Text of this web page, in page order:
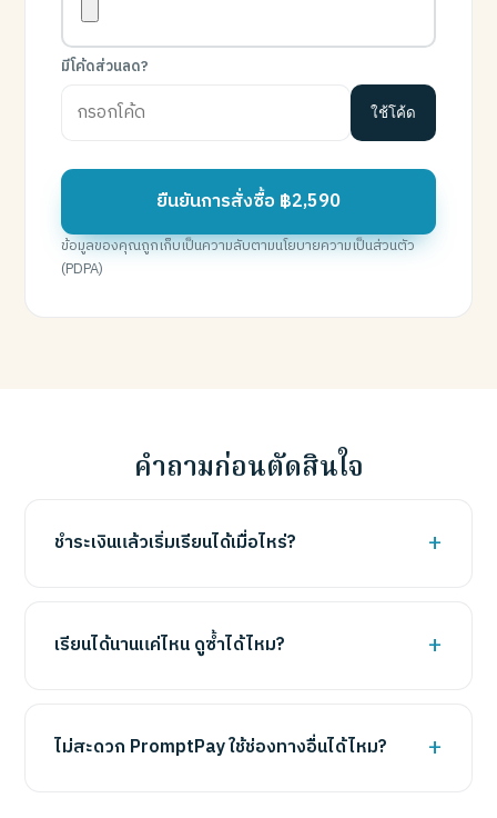
มีโค้ดส่วนลด?
ใช้โค้ด
ยืนยันการสั่งซื้อ ฿2,590
ข้อมูลของคุณถูกเก็บเป็นความลับตามนโยบายความเป็นส่วนตัว
(PDPA)
คำถามก่อนตัดสินใจ
ชำระเงินแล้วเริ่มเรียนได้เมื่อไหร่?
เรียนได้นานแค่ไหน ดูซ้ำได้ไหม?
ไม่สะดวก PromptPay ใช้ช่องทางอื่นได้ไหม?